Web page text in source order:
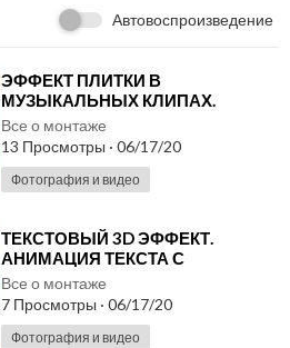
Автовоспроизведение
⁣ЭФФЕКТ ПЛИТКИ В
МУЗЫКАЛЬНЫХ КЛИПАХ.
ПЛАГИН SAPPHIRE. УРОКИ
ВИДЕОМОНТАЖА SONY VEGAS
Все о монтаже
13 Просмотры · 06/17/20
Фотография и видео
⁣ТЕКСТОВЫЙ 3D ЭФФЕКТ.
АНИМАЦИЯ ТЕКСТА С
ПОМОЩЬЮ ПЛАГИНА SAPPHIRE.
УРОКИ ВИДЕОМОНТАЖА SONY
VEGAS PRO
Все о монтаже
7 Просмотры · 06/17/20
Фотография и видео